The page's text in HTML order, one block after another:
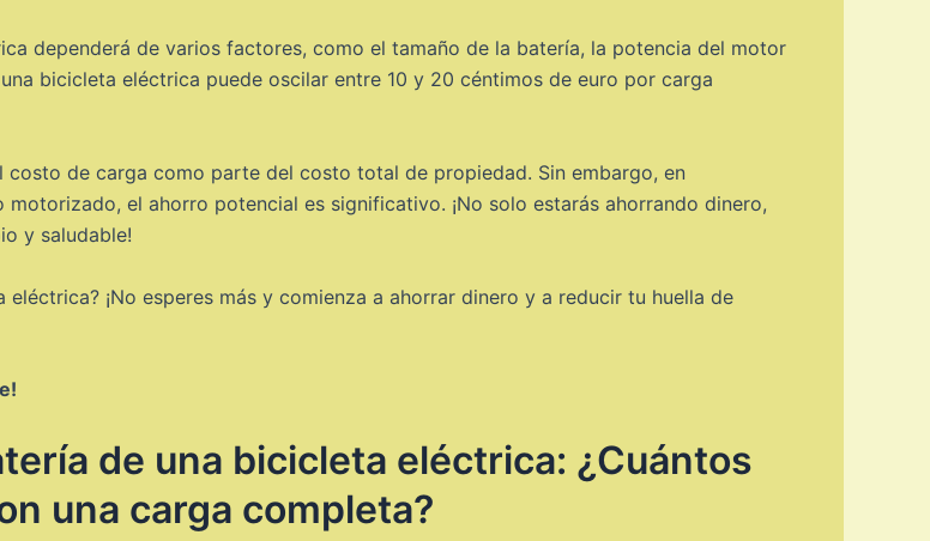
dependerá de varios factores, como el tamaño de la batería, la potencia del motor
bicicleta eléctrica puede oscilar entre 10 y 20 céntimos de euro por carga
de carga como parte del costo total de propiedad. Sin embargo, en
el ahorro potencial es significativo. ¡No solo estarás ahorrando dinero,
y saludable!
¡No esperes más y comienza a ahorrar dinero y a reducir tu huella de
de una bicicleta eléctrica: ¿Cuántos
una carga completa?